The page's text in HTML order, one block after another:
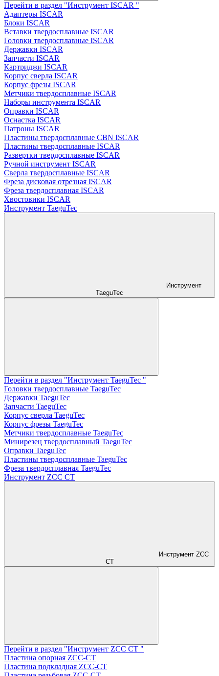
Перейти в раздел "Инструмент ISCAR "
Адаптеры ISCAR
Блоки ISCAR
Вставки твердосплавные ISCAR
Головки твердосплавные ISCAR
Державки ISCAR
Запчасти ISCAR
Картриджи ISCAR
Корпус сверла ISCAR
Корпус фрезы ISCAR
Метчики твердосплавные ISCAR
Наборы инструмента ISCAR
Оправки ISCAR
Оснастка ISCAR
Патроны ISCAR
Пластины твердосплавные CBN ISCAR
Пластины твердосплавные ISCAR
Развертки твердосплавные ISCAR
Ручной инструмент ISCAR
Сверла твердосплавные ISCAR
Фреза дисковая отрезная ISCAR
Фреза твердосплавная ISCAR
Хвостовики ISCAR
Инструмент TaeguTec
Инструмент
TaeguTec
Перейти в раздел "Инструмент TaeguTec "
Головки твердосплавные TaeguTec
Державки TaeguTec
Запчасти TaeguTec
Корпус сверла TaeguTec
Корпус фрезы TaeguTec
Метчики твердосплавные TaeguTec
Минирезец твердосплавный TaeguTec
Оправки TaeguTec
Пластины твердосплавные TaeguTec
Фреза твердосплавная TaeguTec
Инструмент ZCС CT
Инструмент ZCС
CT
Перейти в раздел "Инструмент ZCС CT "
Пластина опорная ZCC-CT
Пластина подкладная ZCC-CT